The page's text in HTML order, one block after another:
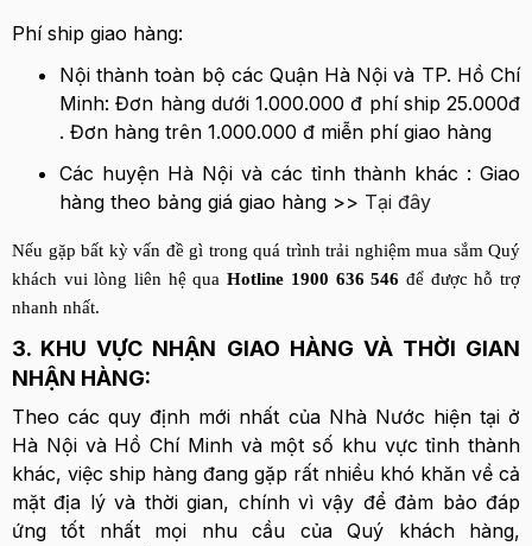
Phí ship giao hàng:
Nội thành toàn bộ các Quận Hà Nội và TP. Hồ Chí
Minh: Đơn hàng dưới 1.000.000 đ phí ship 25.000đ
. Đơn hàng trên 1.000.000 đ miễn phí giao hàng
Các huyện Hà Nội và các tỉnh thành khác : Giao
hàng theo bảng giá giao hàng >> Tại đây
Nếu gặp bất kỳ vấn đề gì trong quá trình trải nghiệm mua sắm Quý
khách vui lòng liên hệ quaHotline 1900 636 546 để được hỗ trợ
nhanh nhất.
3. KHU VỰC NHẬN GIAO HÀNG VÀ THỜI GIAN
NHẬN HÀNG:
Theo các quy định mới nhất của Nhà Nước hiện tại ở
Hà Nội và Hồ Chí Minh và một số khu vực tỉnh thành
khác, việc ship hàng đang gặp rất nhiều khó khăn về cả
mặt địa lý và thời gian, chính vì vậy để đảm bảo đáp
ứng tốt nhất mọi nhu cầu của Quý khách hàng,